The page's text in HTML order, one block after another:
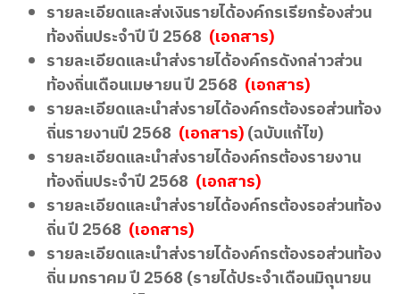
รายละเอียดและส่งเงินรายได้องค์กรเรียกร้องส่วน
ท้องถิ่นประจำปี ปี 2568 (เอกสาร)
รายละเอียดและนำส่งรายได้องค์กรดังกล่าวส่วน
ท้องถิ่นเดือนเมษายน ปี 2568 (เอกสาร)
รายละเอียดและนำส่งรายได้องค์กรต้องรอส่วนท้อง
ถิ่นรายงานปี 2568 (เอกสาร)(ฉบับแก้ไข)
รายละเอียดและนำส่งรายได้องค์กรต้องรายงาน
ท้องถิ่นประจำปี 2568 (เอกสาร)
รายละเอียดและนำส่งรายได้องค์กรต้องรอส่วนท้อง
ถิ่น ปี 2568 (เอกสาร)
รายละเอียดและนำส่งรายได้องค์กรต้องรอส่วนท้อง
ถิ่น มกราคม ปี 2568 (รายได้ประจำเดือนมิถุนายน